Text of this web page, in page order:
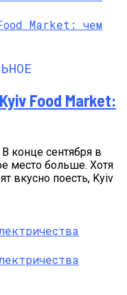
Food Market:
конце сентября в
место больше. Хотя
вкусно поесть, Kyiv